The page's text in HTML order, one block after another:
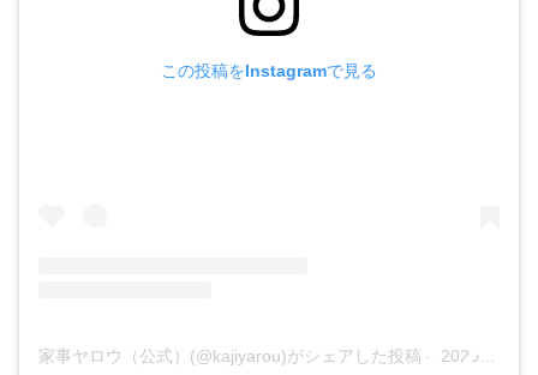
この投稿をInstagramで見る
家事ヤロウ（公式）(@kajiyarou)がシェアした投稿 – 2020年 1月月22日午前6時36分PST